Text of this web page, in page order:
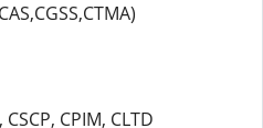
CSCP, CPIM, CLTD